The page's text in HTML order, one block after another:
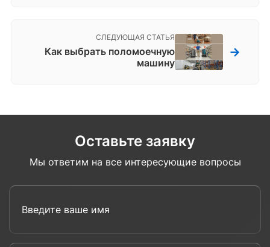
СЛЕДУЮЩАЯ СТАТЬЯ
Как выбрать поломоечную
машину
→
Оставьте заявку
Мы ответим на все интересующие вопросы